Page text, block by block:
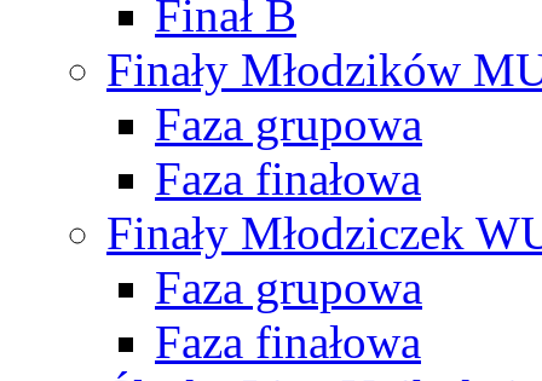
Finał B
Finały Młodzików
Faza grupowa
Faza finałowa
Finały Młodziczek
Faza grupowa
Faza finałowa